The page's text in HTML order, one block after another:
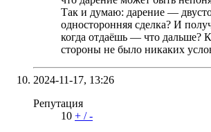
Так и думаю: дарение —
односторонняя сделка? И
когда отдаёшь — что дальше?
стороны не было никаких
2024-11-17, 13:26
Репутация
10 + /-